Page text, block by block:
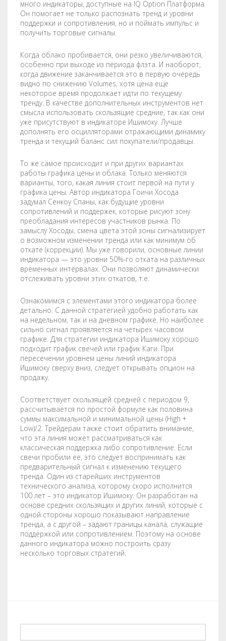
много индикаторы, доступные на IQ Option Платформа.
Он помогает не только распознать тренд и уровни
поддержки и сопротивления, но и поймать импульс и
получить торговые сигналы.
Когда облако пробивается, они резко увеличиваются,
особенно при выходе из периода флэта. И наоборот,
когда движение заканчивается это в первую очередь
видно по снижению Volumes, хотя цена еще
некоторое время продолжает идти по текущему
тренду. В качестве дополнительных инструментов нет
смысла использовать скользящие средние, так как они
уже присутствуют в индикаторе Ишимоку. Лучше
дополнять его осцилляторами отражающими динамику
тренда и текущий баланс сил покупатели/продавцы.
То же самое происходит и при других вариантах
работы графика цены и облака. Только меняются
варианты, того, какая линия стоит первой на пути у
графика цены. Автор индикатора Гоичи Хосода
задумал Сенкоу Спаны, как будущие уровни
сопротивлений и поддержек, которые рисуют зону
преобладания интересов участников рынка. По
замыслу Хосоды, смена цвета этой зоны сигнализирует
о возможном изменении тренда или как минимум об
откате (коррекции). Мы уже говорили, основные линии
индикатора — это уровни 50%-го отката на различных
временных интервалах. Они позволяют динамически
отслеживать уровни этих откатов, т.е.
Ознакомимся с элементами этого индикатора более
детально. С данной стратегией удобно работать как
на недельном, так и на дневном графике. Но наиболее
сильно сигнал проявляется на четырех часовом
графике. Для стратегии индикатора Ишимоку хорошо
подходит график свечей или график Каги. При
пересечении уровнем цены линий индикатора
Ишимоку сверху вниз, следует открывать опцион на
продажу.
Соответствует скользящей средней с периодом 9,
рассчитывается по простой формуле как половина
суммы максимальной и минимальной цены (High +
Low)/2. Трейдерам также стоит обратить внимание,
что эта линия может рассматриваться как
классическая поддержка либо сопротивление. Если
свечи пробили ее, это следует воспринимать как
предварительный сигнал к изменению текущего
тренда. Один из старейших инструментов
технического анализа, которому скоро исполнится
100 лет – это индикатор Ишимоку. Он разработан на
основе средних скользящих и других линий, которые с
одной стороны хорошо показывают направление
тренда, а с другой – задают границы канала, служащие
поддержкой или сопротивлением. Поэтому на основе
данного индикатора можно построить сразу
несколько торговых стратегий.